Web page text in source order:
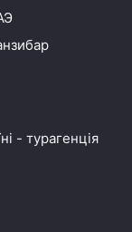
- турагенція